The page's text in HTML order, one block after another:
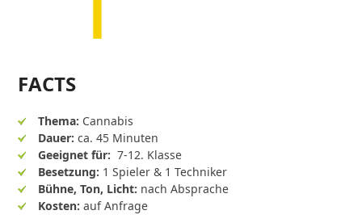
FACTS
Thema: Cannabis
Dauer:ca. 45 Minuten
Geeignet für: 7-12. Klasse
Besetzung: 1 Spieler & 1 Techniker
Bühne,Ton, Licht: nach Absprache
Kosten: auf Anfrage